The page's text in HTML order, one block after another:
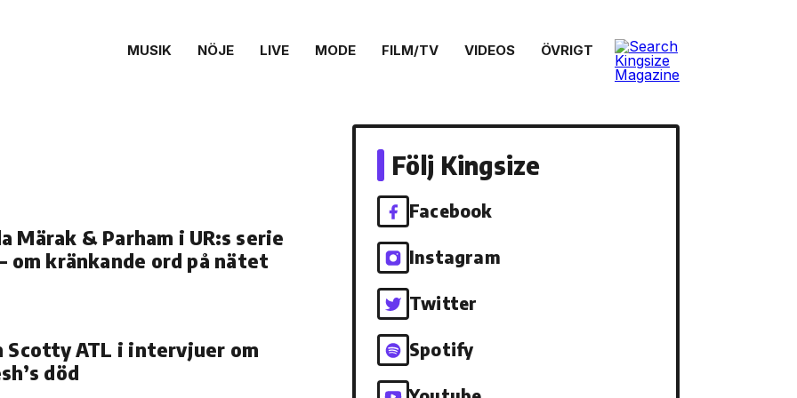
MUSIK NÖJE LIVE MODE FILM/TV VIDEOS ÖVRIGT
Märak & Parham i UR:s serie
om kränkande ord på nätet
Scotty ATL i intervjuer om
död
Följ Kingsize
Facebook
Instagram
Twitter
Spotify